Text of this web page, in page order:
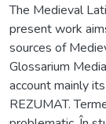
The Medieval
present work
sources of
Glossarium
account mainly
REZUMAT.